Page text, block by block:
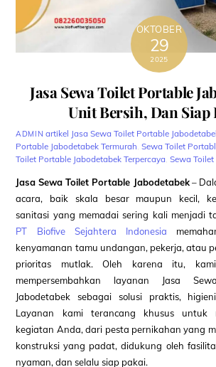
OKTOBER
29
2025
Jasa Sewa Toilet Portable
Unit Bersih, Dan Siap
ADMIN artikel Jasa Sewa Toilet Portable
Portable Jabodetabek Termurah,Sewa Toilet
Toilet Portable Jabodetabek Terpercaya,Sewa
Jasa Sewa Toilet Portable Jabodetabek–
acara, baik skala besar maupun kecil,
sanitasi yang memadai sering kali menjadi
PT Biofive Sejahtera Indonesia
kenyamanan tamu undangan, pekerja, atau
prioritas mutlak. Oleh karena itu,
mempersembahkan layanan Jasa
Jabodetabek sebagai solusi praktis,
Layanan kami terancang khusus untuk
kegiatan Anda, dari pesta pernikahan yang
konstruksi yang padat, didukung oleh
nyaman, dan selalu siap pakai.